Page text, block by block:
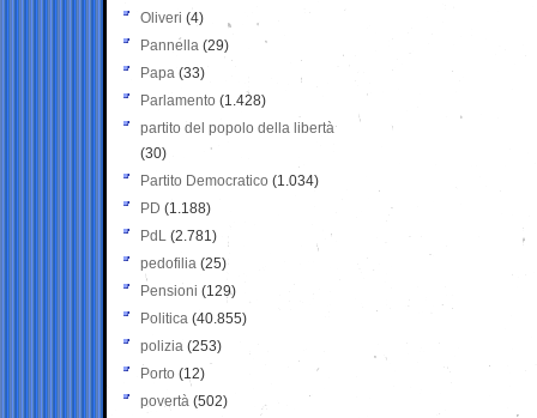
Oliveri (4)
Pannella (29)
Papa (33)
Parlamento (1.428)
partito del popolo della libertà
(30)
Partito Democratico (1.034)
PD (1.188)
PdL (2.781)
pedofilia (25)
Pensioni (129)
Politica (40.855)
polizia (253)
Porto (12)
povertà (502)